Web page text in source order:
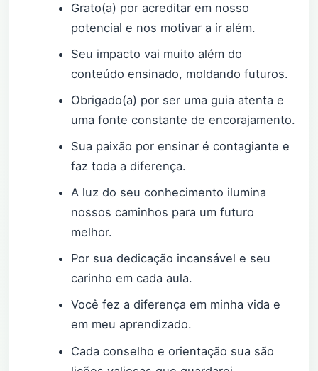
Grato(a) por acreditar em nosso
potencial e nos motivar a ir além.
Seu impacto vai muito além do
conteúdo ensinado, moldando futuros.
Obrigado(a) por ser uma guia atenta e
uma fonte constante de encorajamento.
Sua paixão por ensinar é contagiante e
faz toda a diferença.
A luz do seu conhecimento ilumina
nossos caminhos para um futuro
melhor.
Por sua dedicação incansável e seu
carinho em cada aula.
Você fez a diferença em minha vida e
em meu aprendizado.
Cada conselho e orientação sua são